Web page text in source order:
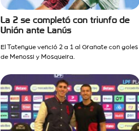
La 2 se completó con triunfo de
Unión ante Lanús
El Tatengue venció 2 a 1 al Granate con goles
de Menossi y Mosqueira.